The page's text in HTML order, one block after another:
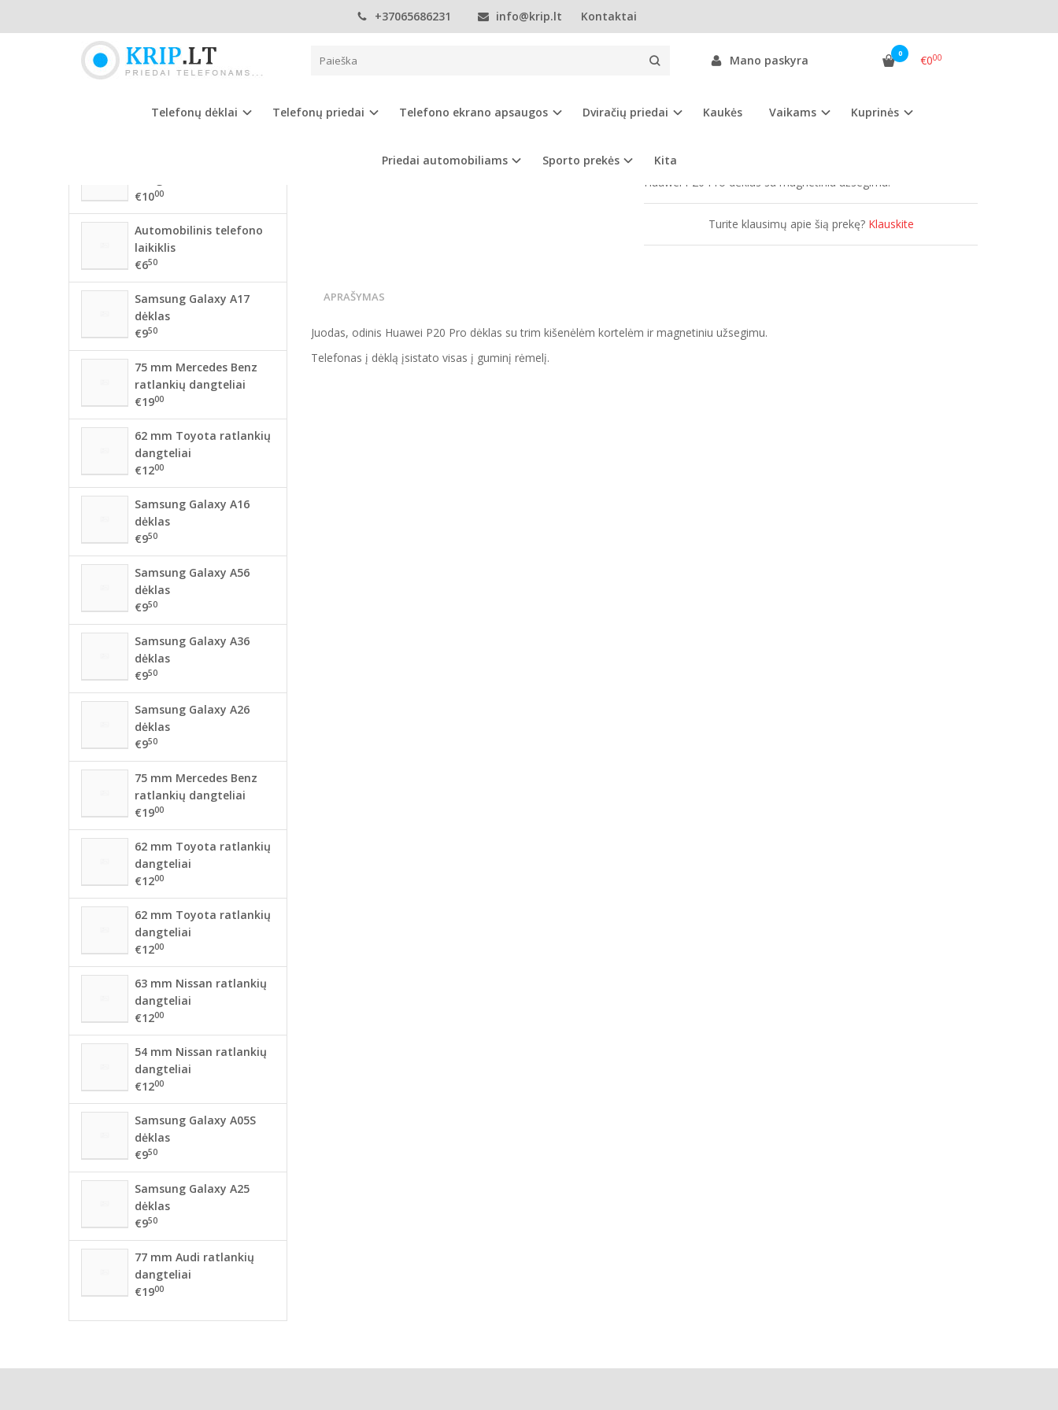
+37065686231 info@krip.lt Kontaktai
Mano paskyra 0 €000
Telefonų dėklai Telefonų priedai Telefono ekrano apsaugos Dviračių priedai Kaukės Vaikams Kuprinės
Priedai automobiliams Sporto prekės Kita
Pagrindinis Telefonų dėklai Huawei P20 Huawei P20 Pro dėklas
HUAWEI P20 PRO DĖKLAS
Prekės kodas: HP20PDP.jo
Huawei P20 Pro dėklas su magnetiniu užsegimu.
Turite klausimų apie šią prekę? Klauskite
APRAŠYMAS
Juodas, odinis Huawei P20 Pro dėklas su trim kišenėlėm kortelėm ir magnetiniu užsegimu.
Telefonas į dėklą įsistato visas į guminį rėmelį.
NAUJAUSIOS PREKĖS
dangteliai
€1000
Automobilinis telefono
laikiklis
€650
Samsung Galaxy A17
dėklas
€950
75 mm Mercedes Benz
ratlankių dangteliai
€1900
62 mm Toyota ratlankių
dangteliai
€1200
Samsung Galaxy A16
dėklas
€950
Samsung Galaxy A56
dėklas
€950
Samsung Galaxy A36
dėklas
€950
Samsung Galaxy A26
dėklas
€950
75 mm Mercedes Benz
ratlankių dangteliai
€1900
62 mm Toyota ratlankių
dangteliai
€1200
62 mm Toyota ratlankių
dangteliai
€1200
63 mm Nissan ratlankių
dangteliai
€1200
54 mm Nissan ratlankių
dangteliai
€1200
Samsung Galaxy A05S
dėklas
€950
Samsung Galaxy A25
dėklas
€950
77 mm Audi ratlankių
dangteliai
€1900